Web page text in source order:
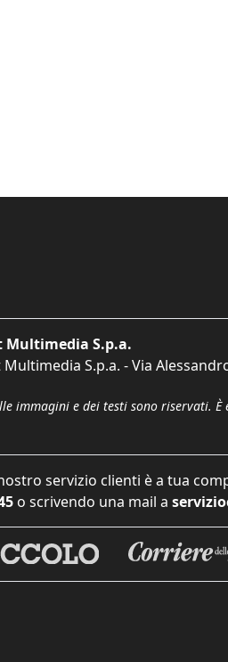
Multimedia S.p.a.
S.p.a. - Via
immagini e dei testi sono riservati. È
servizio clienti è a tua
o scrivendo una mail a